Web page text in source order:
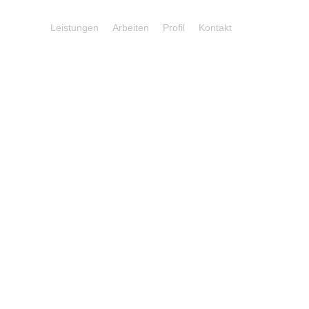
Leistungen Arbeiten Profil Kontakt